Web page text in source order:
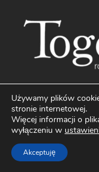
Używamy plików
stronie internetowej.
Więcej informacji o
wyłączeniu w
Akceptuję